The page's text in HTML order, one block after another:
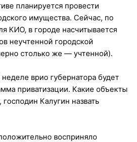
планируется провести
имущества. Сейчас, по
КИО, в городе насчитывается
неучтенной городской
столько же — учтенной).
врио губернатора будет
приватизации. Какие объекты
Калугин назвать
восприняло